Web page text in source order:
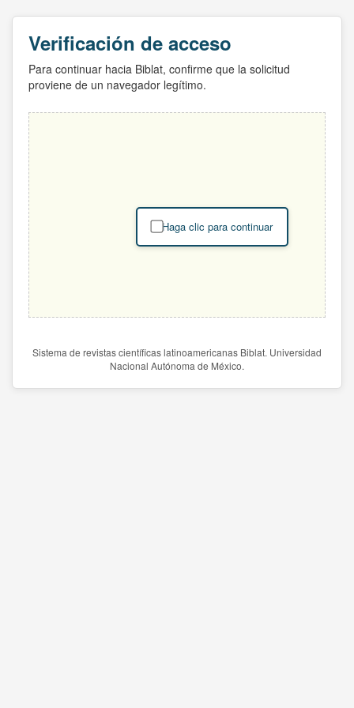
Verificación de acceso
Para continuar hacia Biblat, confirme que la solicitud
proviene de un navegador legítimo.
Haga clic para continuar
Sistema de revistas científicas latinoamericanas Biblat. Universidad
Nacional Autónoma de México.